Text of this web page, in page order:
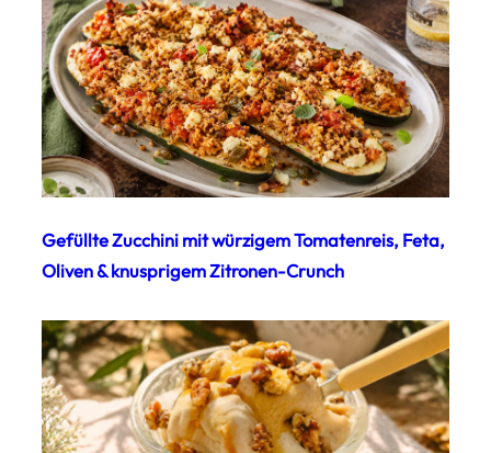
Gefüllte Zucchini mit würzigem Tomatenreis, Feta,
Oliven & knusprigem Zitronen-Crunch